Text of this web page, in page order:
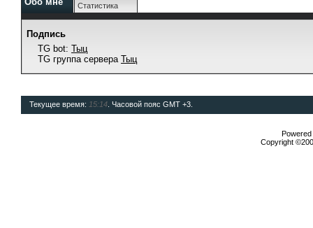
Статистика
Подпись
TG bot: Тыц
TG группа сервера Тыц
Текущее время: 15:14 . Часовой пояс GMT +3.
Copyright